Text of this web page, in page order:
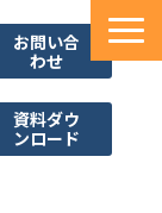
お問い合
わせ
資料ダウ
ンロード